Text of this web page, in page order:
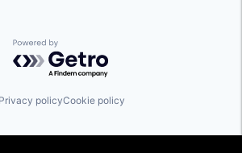
Powered by Getro.com
Privacy policyCookie policy